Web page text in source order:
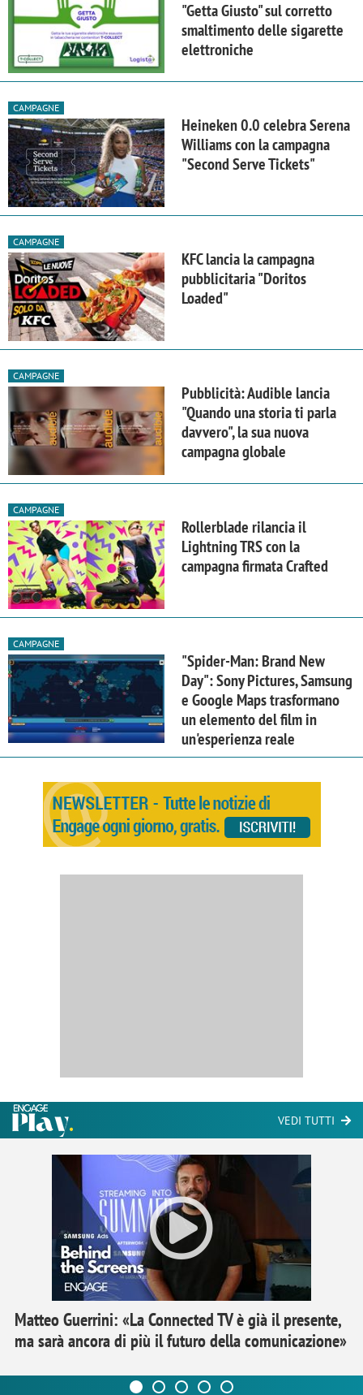
"Getta Giusto" sul corretto
smaltimento delle sigarette
elettroniche
CAMPAGNE
Heineken 0.0 celebra Serena
Williams con la campagna
"Second Serve Tickets"
CAMPAGNE
KFC lancia la campagna
pubblicitaria "Doritos
Loaded"
CAMPAGNE
Pubblicità: Audible lancia
"Quando una storia ti parla
davvero", la sua nuova
campagna globale
CAMPAGNE
Rollerblade rilancia il
Lightning TRS con la
campagna firmata Crafted
CAMPAGNE
"Spider-Man: Brand New
Day": Sony Pictures, Samsung
e Google Maps trasformano
un elemento del film in
un'esperienza reale
VEDI TUTTI
Matteo Guerrini: «La Connected TV è già il presente,
ma sarà ancora di più il futuro della comunicazione»